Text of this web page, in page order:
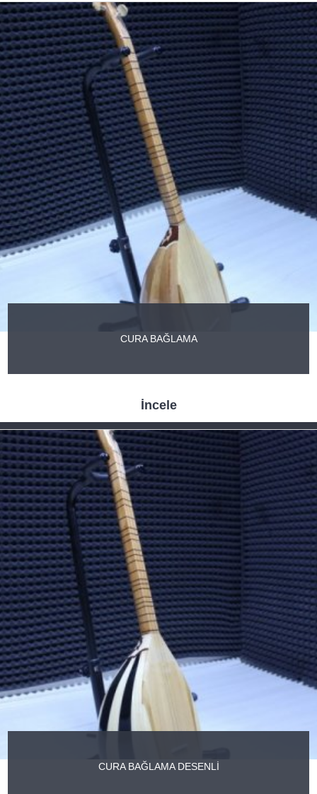
CURA BAĞLAMA
İncele
CURA BAĞLAMA DESENLİ